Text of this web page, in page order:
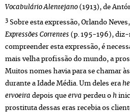
Vocabulário Alentejano (1913), de
3 Sobre esta expressão, Orlando
Expressões Correntes (p. 195-196), diz-
compreender esta expressão, é
mais velha profissão do mundo, a
Muitos nomes havia para se chamar
durante a Idade Média. Um deles era
ervoeira depois que erva perdeu o h
prostituta dessas eras recebia os